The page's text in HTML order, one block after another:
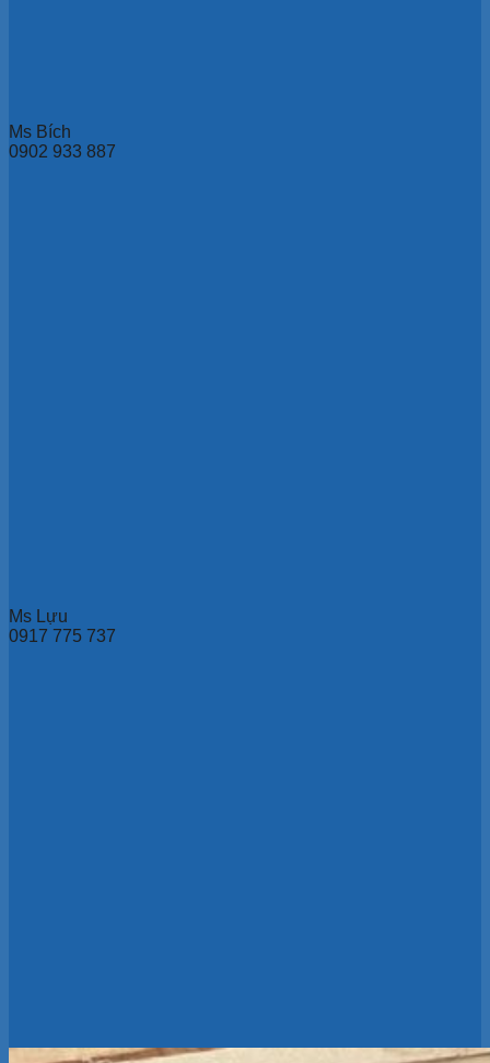
Ms Bích
0902 933 887
Ms Lựu
0917 775 737